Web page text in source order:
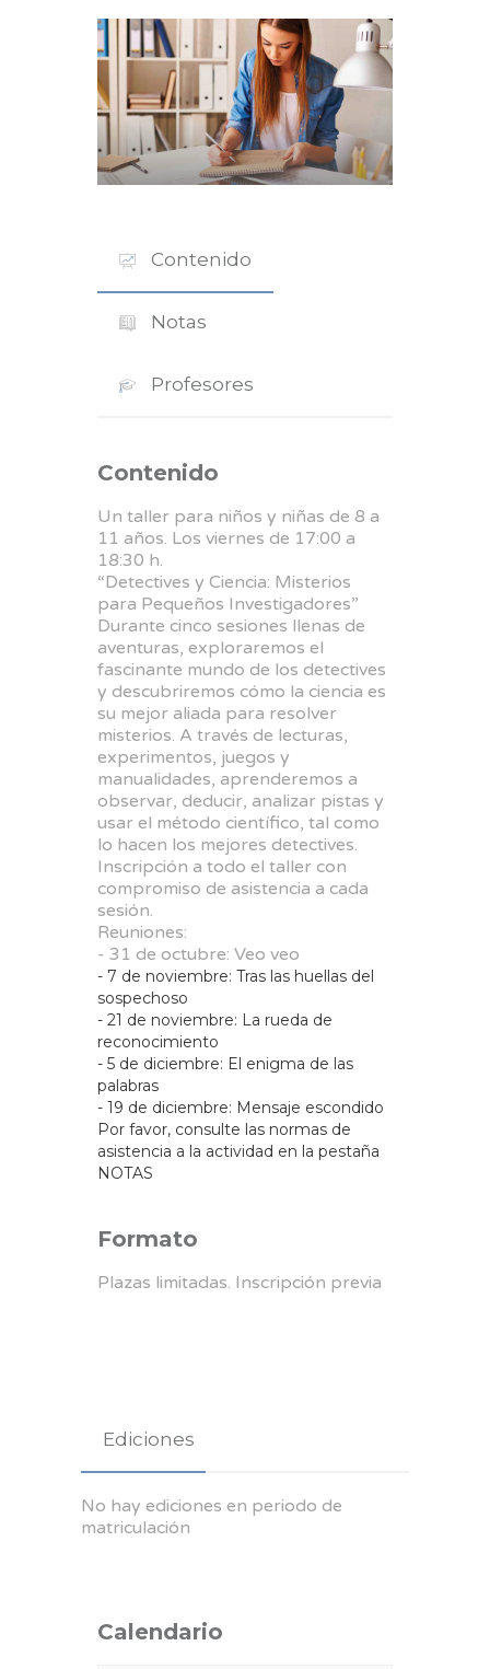
Contenido
Notas
Profesores
Contenido
Un taller para niños y niñas de 8 a
11 años. Los viernes de 17:00 a
18:30 h.
“Detectives y Ciencia: Misterios
para Pequeños Investigadores”
Durante cinco sesiones llenas de
aventuras, exploraremos el
fascinante mundo de los detectives
y descubriremos cómo la ciencia es
su mejor aliada para resolver
misterios. A través de lecturas,
experimentos, juegos y
manualidades, aprenderemos a
observar, deducir, analizar pistas y
usar el método científico, tal como
lo hacen los mejores detectives.
Inscripción a todo el taller con
compromiso de asistencia a cada
sesión.
Reuniones:
- 31 de octubre: Veo veo
- 7 de noviembre: Tras las huellas del
sospechoso
- 21 de noviembre: La rueda de
reconocimiento
- 5 de diciembre: El enigma de las
palabras
- 19 de diciembre: Mensaje escondido
Por favor, consulte las normas de
asistencia a la actividad en la pestaña
NOTAS
Formato
Plazas limitadas. Inscripción previa
Ediciones
No hay ediciones en periodo de
matriculación
Calendario